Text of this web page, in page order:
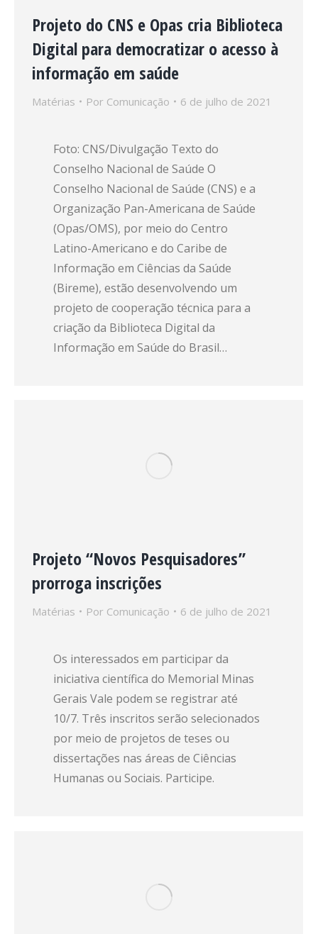
Projeto do CNS e Opas cria Biblioteca
Digital para democratizar o acesso à
informação em saúde
Matérias Por Comunicação 6 de julho de 2021
Foto: CNS/Divulgação Texto do
Conselho Nacional de Saúde O
Conselho Nacional de Saúde (CNS) e a
Organização Pan-Americana de Saúde
(Opas/OMS), por meio do Centro
Latino-Americano e do Caribe de
Informação em Ciências da Saúde
(Bireme), estão desenvolvendo um
projeto de cooperação técnica para a
criação da Biblioteca Digital da
Informação em Saúde do Brasil…
Projeto “Novos Pesquisadores”
prorroga inscrições
Matérias Por Comunicação 6 de julho de 2021
Os interessados em participar da
iniciativa científica do Memorial Minas
Gerais Vale podem se registrar até
10/7. Três inscritos serão selecionados
por meio de projetos de teses ou
dissertações nas áreas de Ciências
Humanas ou Sociais. Participe.